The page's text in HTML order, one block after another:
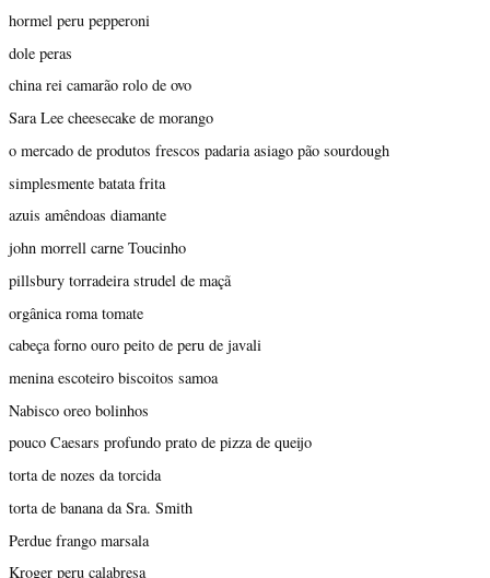
hormel peru pepperoni
dole peras
china rei camarão rolo de ovo
Sara Lee cheesecake de morango
o mercado de produtos frescos padaria asiago pão sourdough
simplesmente batata frita
azuis amêndoas diamante
john morrell carne Toucinho
pillsbury torradeira strudel de maçã
orgânica roma tomate
cabeça forno ouro peito de peru de javali
menina escoteiro biscoitos samoa
Nabisco oreo bolinhos
pouco Caesars profundo prato de pizza de queijo
torta de nozes da torcida
torta de banana da Sra. Smith
Perdue frango marsala
Kroger peru calabresa